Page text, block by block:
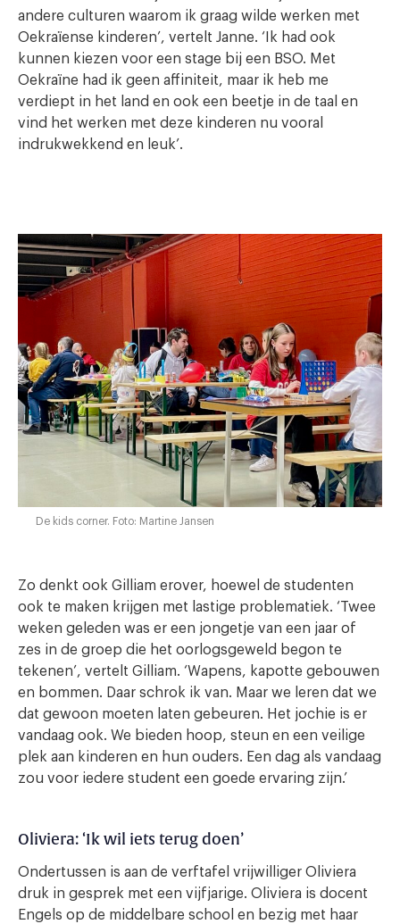
andere culturen waarom ik graag wilde werken met
Oekraïense kinderen’, vertelt Janne. ‘Ik had ook
kunnen kiezen voor een stage bij een BSO. Met
Oekraïne had ik geen affiniteit, maar ik heb me
verdiept in het land en ook een beetje in de taal en
vind het werken met deze kinderen nu vooral
indrukwekkend en leuk’.
De kids corner. Foto: Martine Jansen
Zo denkt ook Gilliam erover, hoewel de studenten
ook te maken krijgen met lastige problematiek. ‘Twee
weken geleden was er een jongetje van een jaar of
zes in de groep die het oorlogsgeweld begon te
tekenen’, vertelt Gilliam. ‘Wapens, kapotte gebouwen
en bommen. Daar schrok ik van. Maar we leren dat we
dat gewoon moeten laten gebeuren. Het jochie is er
vandaag ook. We bieden hoop, steun en een veilige
plek aan kinderen en hun ouders. Een dag als vandaag
zou voor iedere student een goede ervaring zijn.’
Oliviera: ‘Ik wil iets terug doen’
Ondertussen is aan de verftafel vrijwilliger Oliviera
druk in gesprek met een vijfjarige. Oliviera is docent
Engels op de middelbare school en bezig met haar